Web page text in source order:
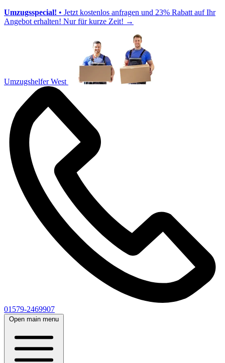
Umzugsspecial! • Jetzt kostenlos anfragen und 23% Rabatt auf Ihr
Angebot erhalten! Nur für kurze Zeit! →
Umzugshelfer West
01579-2469907
Open main menu